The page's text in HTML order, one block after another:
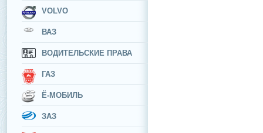
VOLVO
ВАЗ
ВОДИТЕЛЬСКИЕ ПРАВА
ГАЗ
Ё-МОБИЛЬ
ЗАЗ